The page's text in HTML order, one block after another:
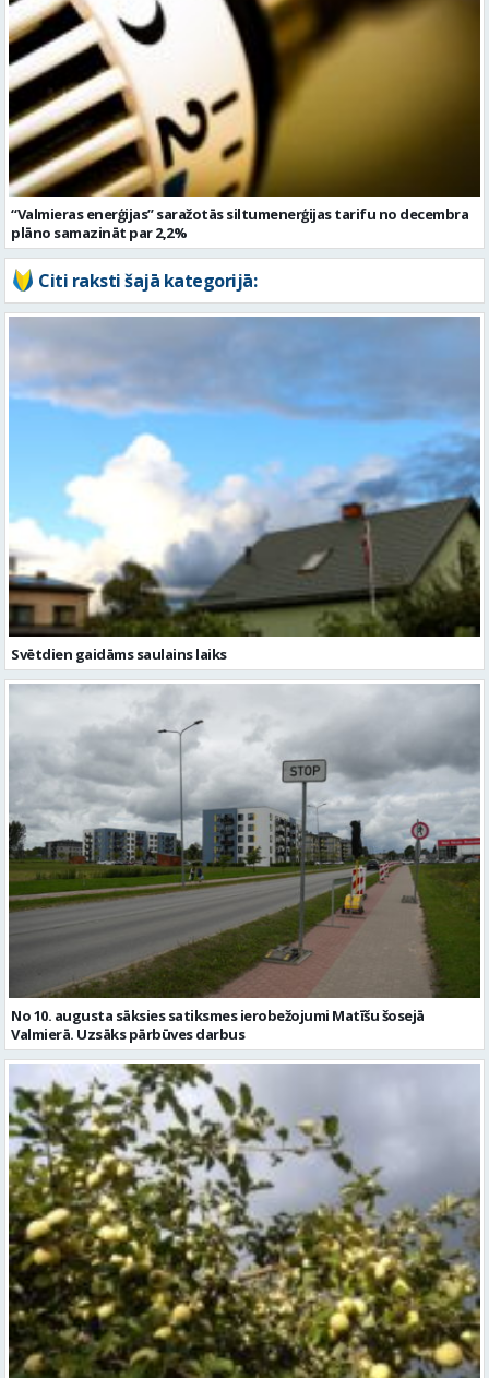
“Valmieras enerģijas” saražotās siltumenerģijas tarifu no decembra
plāno samazināt par 2,2%
Citi raksti šajā kategorijā:
Svētdien gaidāms saulains laiks
No 10. augusta sāksies satiksmes ierobežojumi Matīšu šosejā
Valmierā. Uzsāks pārbūves darbus